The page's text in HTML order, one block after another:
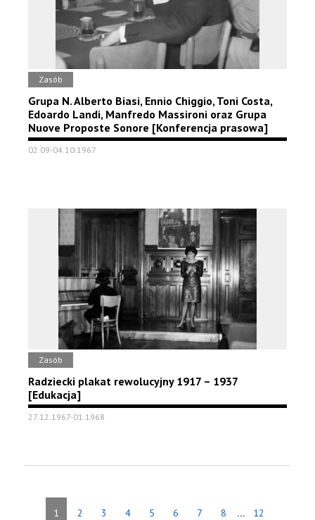
Zasób
Grupa N. Alberto Biasi, Ennio Chiggio, Toni Costa,
Edoardo Landi, Manfredo Massironi oraz Grupa
Nuove Proposte Sonore [Konferencja prasowa]
02.09-04.10.1967
Zasób
Radziecki plakat rewolucyjny 1917 – 1937
[Edukacja]
27.12.1967-01.1968
1 2 3 4 5 6 7 8 ... 12